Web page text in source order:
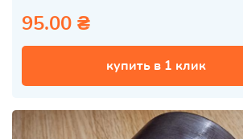
95.00 ₴
купить в 1 клик